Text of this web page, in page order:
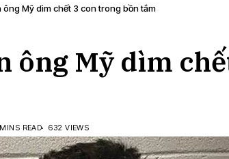
ông Mỹ dìm chết 3 con trong bồn tắm
ông Mỹ dìm
READ 632 VIEWS